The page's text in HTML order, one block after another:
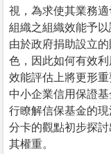
視，為求使其業務
組織之組織效能予以
由於政府捐助設立
色，因此如何有效
效能評估上將更形
中小企業信用保證
行瞭解信保基金的
分卡的觀點初步探
其權重。